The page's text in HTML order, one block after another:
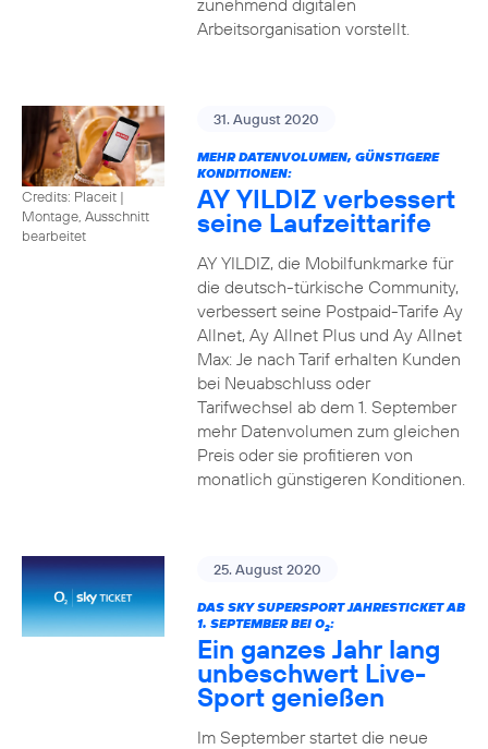
zunehmend digitalen
Arbeitsorganisation vorstellt.
Credits: Placeit |
Montage, Ausschnitt
bearbeitet
31. August 2020
MEHR DATENVOLUMEN, GÜNSTIGERE
KONDITIONEN:
AY YILDIZ verbessert
seine Laufzeittarife
AY YILDIZ, die Mobilfunkmarke für
die deutsch-türkische Community,
verbessert seine Postpaid-Tarife Ay
Allnet, Ay Allnet Plus und Ay Allnet
Max: Je nach Tarif erhalten Kunden
bei Neuabschluss oder
Tarifwechsel ab dem 1. September
mehr Datenvolumen zum gleichen
Preis oder sie profitieren von
monatlich günstigeren Konditionen.
25. August 2020
DAS SKY SUPERSPORT JAHRESTICKET AB
1. SEPTEMBER BEI O2:
Ein ganzes Jahr lang
unbeschwert Live-
Sport genießen
Im September startet die neue